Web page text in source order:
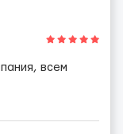
всем